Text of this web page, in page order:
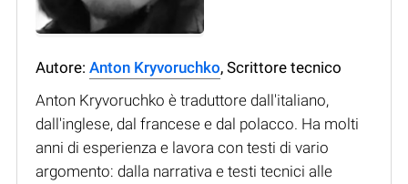
Autore: Anton Kryvoruchko, Scrittore tecnico
Anton Kryvoruchko è traduttore dall'italiano,
dall'inglese, dal francese e dal polacco. Ha molti
anni di esperienza e lavora con testi di vario
argomento: dalla narrativa e testi tecnici alle